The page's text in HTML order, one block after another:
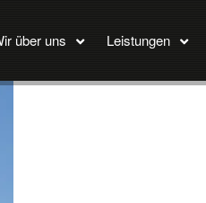
über uns Leistungen